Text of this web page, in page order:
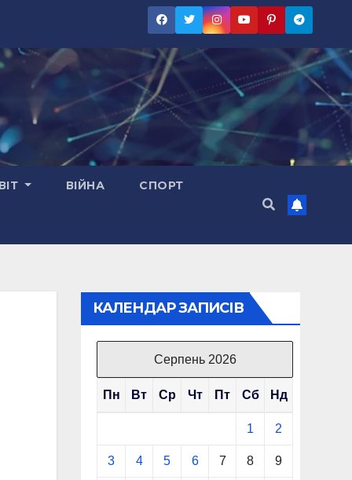
ВІЙНА СПОРТ
КАЛЕНДАР ЗАПИСІВ
Серпень 2026
Пн Вт Ср Чт Пт Сб Нд
1 2
3 4 5 6 7 8 9